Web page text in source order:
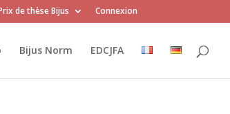
de thèse Bijus Connexion
Bijus Norm EDCJFA